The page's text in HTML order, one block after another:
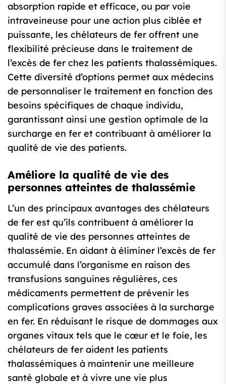
absorption rapide et efficace, ou par voie
intraveineuse pour une action plus ciblée et
puissante, les chélateurs de fer offrent une
flexibilité précieuse dans le traitement de
l’excès de fer chez les patients thalassémiques.
Cette diversité d’options permet aux médecins
de personnaliser le traitement en fonction des
besoins spécifiques de chaque individu,
garantissant ainsi une gestion optimale de la
surcharge en fer et contribuant à améliorer la
qualité de vie des patients.
Améliore la qualité de vie des
personnes atteintes de thalassémie
L’un des principaux avantages des chélateurs
de fer est qu’ils contribuent à améliorer la
qualité de vie des personnes atteintes de
thalassémie. En aidant à éliminer l’excès de fer
accumulé dans l’organisme en raison des
transfusions sanguines régulières, ces
médicaments permettent de prévenir les
complications graves associées à la surcharge
en fer. En réduisant le risque de dommages aux
organes vitaux tels que le cœur et le foie, les
chélateurs de fer aident les patients
thalassémiques à maintenir une meilleure
santé globale et à vivre une vie plus